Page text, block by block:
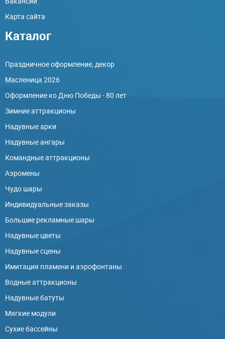
Карта сайта
Каталог
Праздничное оформление, декор
Масленица 2026
Оформление ко Дню Победы - 80 лет
Зимние аттракционы
Надувные арки
Надувные ангары
Командные аттракционы
Аэромены
Чудо шары
Индивидуальные заказы
Большие рекламные шары
Надувные цветы
Надувные сцены
Имитация пламени и аэрофонтаны
Водные аттракционы
Надувные батуты
Мягкие модули
Сухие бассейны